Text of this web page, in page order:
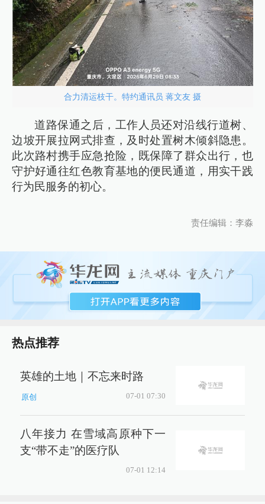
合力清运枝干。特约通讯员 蒋文友 摄
道路保通之后，工作人员还对沿线行道树、
边坡开展拉网式排查，及时处置树木倾斜隐患。
此次路村携手应急抢险，既保障了群众出行，也
守护好通往红色教育基地的便民通道，用实干践
行为民服务的初心。
责任编辑：李淼
热点推荐
英雄的土地｜不忘来时路
原创 07-01 07:30
八年接力 在雪域高原种下一
支“带不走”的医疗队
07-01 12:14